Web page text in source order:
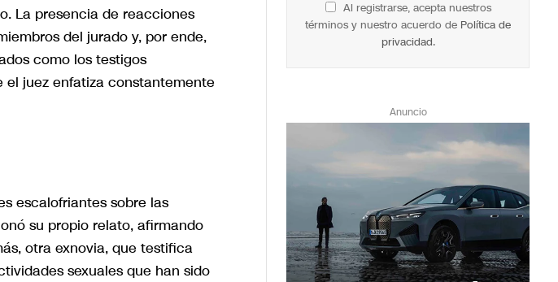
La presencia de reacciones
del jurado y, por ende,
como los testigos
juez enfatiza constantemente
escalofriantes sobre las
su propio relato, afirmando
otra exnovia, que testifica
sexuales que han sido
Al registrarse, acepta nuestros
términos y nuestro acuerdo de Política de
privacidad.
Anuncio